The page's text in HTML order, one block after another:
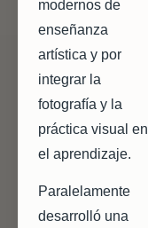
modernos de
enseñanza
artística y por
integrar la
fotografía y la
práctica visual en
el aprendizaje.
Paralelamente
desarrolló una